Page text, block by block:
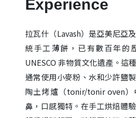
Experience
拉瓦什（Lavash）是亞美尼亞
統手工薄餅，已有數百年的
UNESCO 非物質文化遺產。這
通常使用小麥粉、水和少許鹽
陶土烤爐（tonir/tonir oven）
鼻，口感獨特。在手工烘焙體